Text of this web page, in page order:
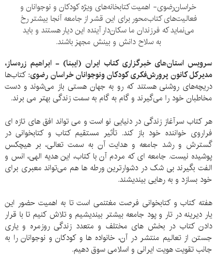
خراسان‌رضوی- اهمیت کتابخانه‌های ویژه کودکان و نوجوانان و
فعالیت‌های کتاب‌محور برای این قشر از جامعه آنجا بیشتر رخ
می‌نماید که فرزندان ما سکان‌دار آینده این دیار هستند و باید
به سلاح دانش و بینش مجهز باشند.
سرویس استان‌های خبرگزاری کتاب ایران (ایبنا) - ابراهیم زره‌ساز،
مدیرکل کانون پرورش‌فکری کودکان ونوجوانان خراسان رضوی:کتاب‌ها
دریچه‌های روشنی هستند که رو به جهان هستی باز می‌شوند و دست
مخاطبان خود را می‌گیرند و گام به گام به سمت زندگی بهتر می برند.
هر کتاب سرآغاز زندگی در دنیایی نو است و می تواند افق های تازه ای
فراروی خواننده خود باز کند. تأثیر مستقیم کتاب و کتابخوانی در
گسترش و رشد جامعه و هدایت آن به سمت تعالی، بر هیچکس
پوشیده نیست. جامعه ای که مردم آن با کتاب، این هدیه الهی، انس و
الفت بگیرند بی شک در دشوارترین ورطه ها هم می‌تواند معبری برای
خود بسازد و به رهایی بیندیشند.
هفته کتاب و کتابخوانی فرصت مغتنمی است تا به اهمیت حضور این
یار دیرینه در تار و پود جامعه بیشتر بیندیشیم و تلاش کنیم تا با قرار
دادن کتاب در بخش های مختلف و متعدد زندگی روزمره و یاری
جستن از تعالیم منتشر در آن، خانواده ها و کودکان و نوجوانان را به
جانب تقویت هویت ایرانی و اسلامی سوق دهیم.